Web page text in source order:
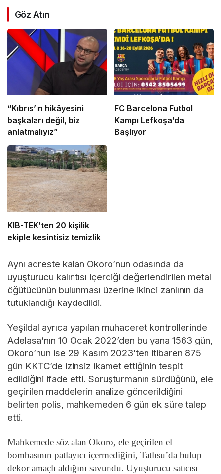
Göz Atın
“Kıbrıs’ın hikâyesini
başkaları değil, biz
anlatmalıyız”
FC Barcelona Futbol
Kampı Lefkoşa’da
Başlıyor
KIB-TEK’ten 20 kişilik
ekiple kesintisiz temizlik
Aynı adreste kalan Okoro’nun odasında da
uyuşturucu kalıntısı içerdiği değerlendirilen metal
öğütücünün bulunması üzerine ikinci zanlının da
tutuklandığı kaydedildi.
Yeşildal ayrıca yapılan muhaceret kontrollerinde
Adelasa’nın 10 Ocak 2022’den bu yana 1563 gün,
Okoro’nun ise 29 Kasım 2023’ten itibaren 875
gün KKTC’de izinsiz ikamet ettiğinin tespit
edildiğini ifade etti. Soruşturmanın sürdüğünü, ele
geçirilen maddelerin analize gönderildiğini
belirten polis, mahkemeden 6 gün ek süre talep
etti.
Mahkemede söz alan Okoro, ele geçirilen el
bombasının patlayıcı içermediğini, Tatlısu’da bulup
dekor amaçlı aldığını savundu. Uyuşturucu satıcısı